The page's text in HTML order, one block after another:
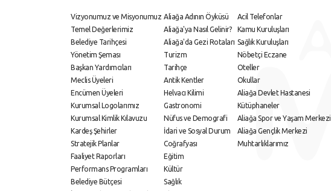
Vizyonumuz ve Misyonumuz
Temel Değerlerimiz
Belediye Tarihçesi
Yönetim Şeması
Başkan Yardımcıları
Meclis Üyeleri
Encümen Üyeleri
Kurumsal Logolarımız
Kurumsal Kimlik Kılavuzu
Kardeş Şehirler
Stratejik Planlar
Faaliyet Raporları
Performans Programları
Belediye Bütçesi
Aliağa Adının Öyküsü
Aliağa'ya Nasıl Gelinir?
Aliağa'da Gezi Rotaları
Turizm
Tarihçe
Antik Kentler
Helvacı Kilimi
Gastronomi
Nüfus ve Demografi
İdari ve Sosyal Durum
Coğrafyası
Eğitim
Kültür
Sağlık
Acil Telefonlar
Kamu Kuruluşları
Sağlık Kuruluşları
Nöbetçi Eczane
Oteller
Okullar
Aliağa Devlet Hastanesi
Kütüphaneler
Aliağa Spor ve Yaşam Merkezi
Aliağa Gençlik Merkezi
Muhtarlıklarımız